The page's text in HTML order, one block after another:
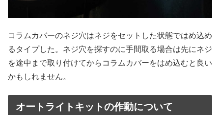
コラムカバーのネジ穴はネジをセットした状態ではめ込め
るタイプした。ネジ穴を探すのに手間取る場合は先にネジ
を途中まで取り付けてからコラムカバーをはめ込むと良い
かもしれません。
オートライトキットの作動について